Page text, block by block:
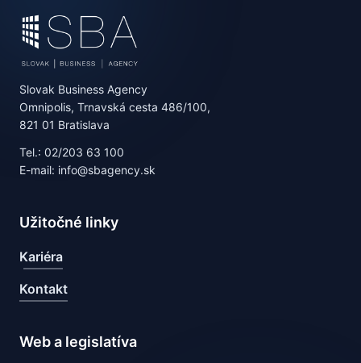
Slovak Business Agency
Omnipolis, Trnavská cesta 486/100,
821 01 Bratislava
Tel.: 02/203 63 100
E-mail: info@sbagency.sk
Užitočné linky
Kariéra
Kontakt
Web a legislatíva